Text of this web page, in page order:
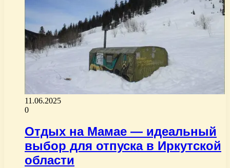
11.06.2025
0
Отдых на Мамае — идеальный
выбор для отпуска в Иркутской
области